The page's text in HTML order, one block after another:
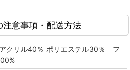
意事項・配送方法
アクリル40％ ポリエステル30％ フ